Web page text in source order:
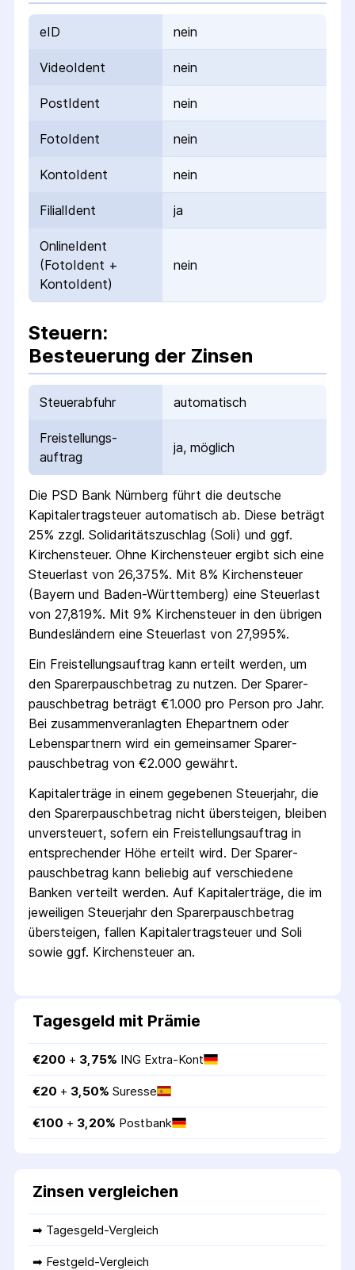
eID nein
VideoIdent nein
PostIdent nein
FotoIdent nein
KontoIdent nein
FilialIdent ja
OnlineIdent
(FotoIdent +
KontoIdent)
nein
Steuern:
Besteuerung der Zinsen
Steuerabfuhr automatisch
Freistellungs­
auftrag
ja, möglich
Die PSD Bank Nürnberg führt die deutsche
Kapital­ertrag­steuer automatisch ab. Diese beträgt
25% zzgl. Solidaritäts­zuschlag (Soli) und ggf.
Kirchensteuer. Ohne Kirchensteuer ergibt sich eine
Steuerlast von 26,375%. Mit 8% Kirchensteuer
(Bayern und Baden-Württemberg) eine Steuerlast
von 27,819%. Mit 9% Kirchensteuer in den übrigen
Bundesländern eine Steuerlast von 27,995%.
Ein Freistellungs­auftrag kann erteilt werden, um
den Sparer­pausch­betrag zu nutzen. Der Sparer­
pausch­betrag beträgt €1.000 pro Person pro Jahr.
Bei zusammenveranlagten Ehepartnern oder
Lebenspartnern wird ein gemeinsamer Sparer­
pausch­betrag von €2.000 gewährt.
Kapitalerträge in einem gegebenen Steuerjahr, die
den Sparer­pausch­betrag nicht übersteigen, bleiben
unversteuert, sofern ein Freistellungs­auftrag in
entsprechender Höhe erteilt wird. Der Sparer­
pausch­betrag kann beliebig auf verschiedene
Banken verteilt werden. Auf Kapitalerträge, die im
jeweiligen Steuerjahr den Sparer­pausch­betrag
übersteigen, fallen Kapital­ertrag­steuer und Soli
sowie ggf. Kirchensteuer an.
Tagesgeld mit Prämie
€200 + 3,75% ING Extra-Kont
€20 + 3,50% Suresse
€100 + 3,20% Postbank
Zinsen vergleichen
➡ Tagesgeld-Vergleich
➡ Festgeld-Vergleich